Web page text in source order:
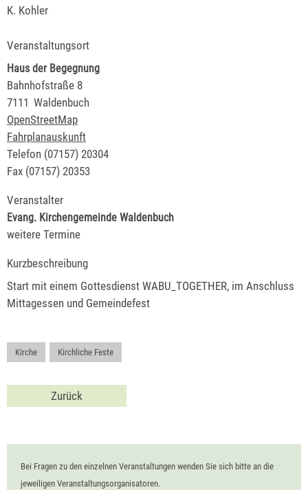
K. Kohler
Veranstaltungsort
Haus der Begegnung
Bahnhofstraße 8
7111 Waldenbuch
OpenStreetMap
Fahrplanauskunft
Telefon (07157) 20304
Fax (07157) 20353
Veranstalter
Evang. Kirchengemeinde Waldenbuch
weitere Termine
Kurzbeschreibung
Start mit einem Gottesdienst WABU_TOGETHER, im Anschluss
Mittagessen und Gemeindefest
Kirche Kirchliche Feste
Zurück
Bei Fragen zu den einzelnen Veranstaltungen wenden Sie sich bitte an die
jeweiligen Veranstaltungsorganisatoren.